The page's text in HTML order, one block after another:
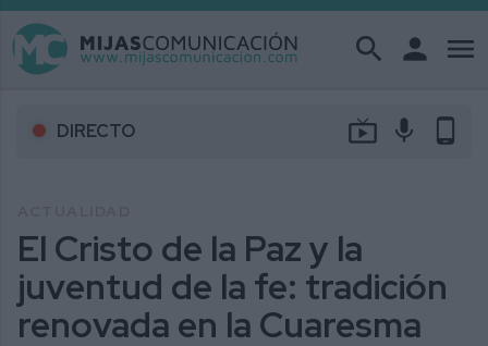
search person menu
DIRECTO live_tv mic phone_android
El Cristo de la Paz y la
juventud de la fe: tradición
renovada en la Cuaresma